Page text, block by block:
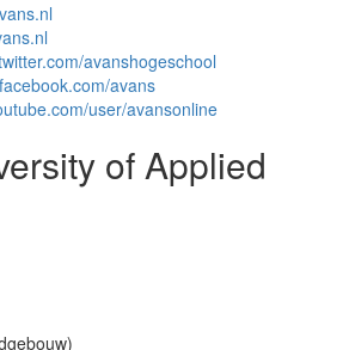
avanshogeschool
avans
user/avansonline
of Applied